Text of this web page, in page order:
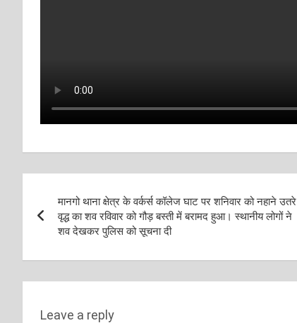
navigation
मानगो थाना क्षेत्र के वर्कर्स कॉलेज घाट पर शनिवार को नहाने उतरे
वृद्ध का शव रविवार को गौड़ बस्ती में बरामद हुआ। स्थानीय लोगों ने
शव देखकर पुलिस को सूचना दी
Leave a reply